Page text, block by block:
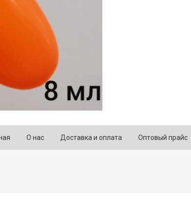
О нас Доставка и оплата Оптовый прайс